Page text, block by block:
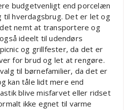
budgetvenligt end porcelæn
til hverdagsbrug. Det er let og
nemt at transportere og
ideelt til udendørs
og grillfester, da det er
for brud og let at rengøre.
til børnefamilier, da det er
kan tåle lidt mere end
blive misfarvet eller ridset
ikke egnet til varme